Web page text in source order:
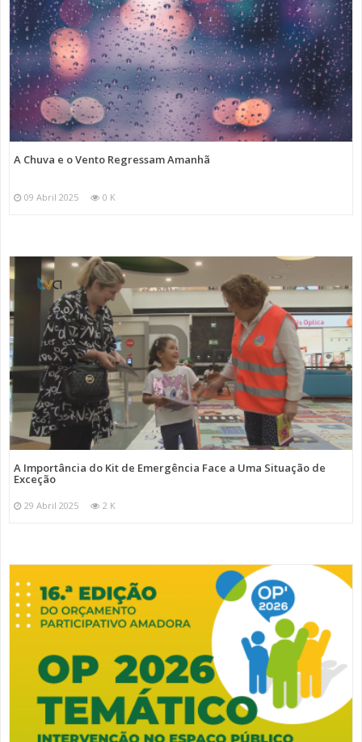
A Chuva e o Vento Regressam Amanhã
09 Abril 2025 0 K
A Importância do Kit de Emergência Face a Uma Situação de
Exceção
29 Abril 2025 2 K